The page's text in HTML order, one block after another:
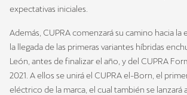
expectativas iniciales.
Además, CUPRA comenzará su camino hacia
la llegada de las primeras variantes híbridas
León, antes de finalizar el año, y del CUPRA
2021. A ellos se unirá el CUPRA el-Born, el
eléctrico de la marca, el cual también se lanzará